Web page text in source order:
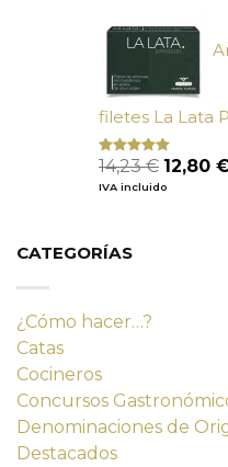
9,90 €.
filetes La Lata
Valorado
con
de 5
14,23€ El
precio
12,80
IVA incluido
CATEGORÍAS
¿Cómo hacer…?
Catas
Cocineros
Concursos
Denominaciones de
Destacados